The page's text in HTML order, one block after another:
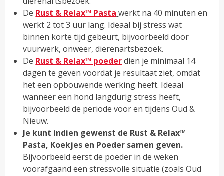
De Rust & Relax™ Pasta werkt na 40 minuten en
werkt 2 tot 3 uur lang. Ideaal bij stress wat
binnen korte tijd gebeurt, bijvoorbeeld door
vuurwerk, onweer, dierenartsbezoek.
De Rust & Relax™ poederdien je minimaal 14
dagen te geven voordat je resultaat ziet, omdat
het een opbouwende werking heeft. Ideaal
wanneer een hond langdurig stress heeft,
bijvoorbeeld de periode voor en tijdens Oud &
Nieuw.
Je kunt indien gewenst de Rust & Relax™
Pasta, Koekjes en Poeder samen geven.
Bijvoorbeeld eerst de poeder in de weken
voorafgaand een stressvolle situatie (zoals Oud